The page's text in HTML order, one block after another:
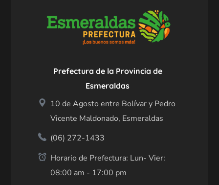
Prefectura de la Provincia de
Esmeraldas
10 de Agosto entre Bolívar y Pedro
Vicente Maldonado, Esmeraldas
(06) 272-1433
Horario de Prefectura: Lun- Vier:
08:00 am - 17:00 pm